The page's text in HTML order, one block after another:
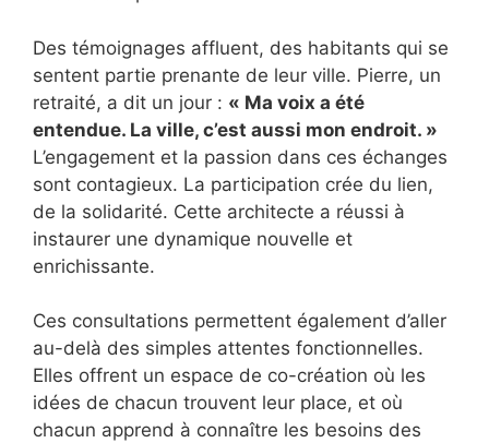
Des témoignages affluent, des habitants qui se
sentent partie prenante de leur ville. Pierre, un
retraité, a dit un jour : « Ma voix a été
entendue. La ville, c’est aussi mon endroit. »
L’engagement et la passion dans ces échanges
sont contagieux. La participation crée du lien,
de la solidarité. Cette architecte a réussi à
instaurer une dynamique nouvelle et
enrichissante.
Ces consultations permettent également d’aller
au-delà des simples attentes fonctionnelles.
Elles offrent un espace de co-création où les
idées de chacun trouvent leur place, et où
chacun apprend à connaître les besoins des